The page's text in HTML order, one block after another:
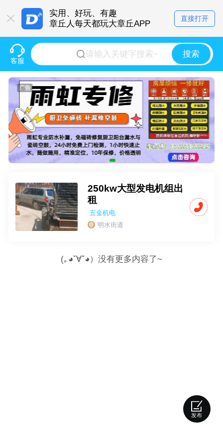
实用、好玩、有趣
章丘人每天都玩大章丘APP
直接打开
客服
搜索
250kw大型发电机组出
租
五金机电
明水街道
(｡◕ˇ∀ˇ◕）没有更多内容了~
发布